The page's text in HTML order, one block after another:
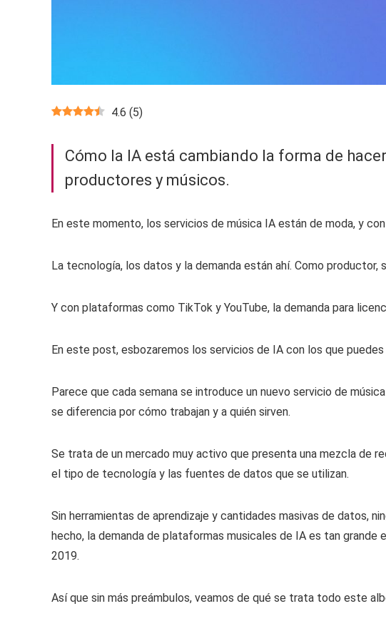
4.6 (5)
Cómo la IA está cambiando la forma de
productores y músicos.
En este momento, los servicios de música IA están de moda, y con
La tecnología, los datos y la demanda están ahí. Como productor,
Y con plataformas como TikTok y YouTube, la demanda para
En este post, esbozaremos los servicios de IA con los que
Parece que cada semana se introduce un nuevo servicio de
se diferencia por cómo trabajan y a quién sirven.
Se trata de un mercado muy activo que presenta una mezcla de
el tipo de tecnología y las fuentes de datos que se utilizan.
Sin herramientas de aprendizaje y cantidades masivas de datos,
hecho, la demanda de plataformas musicales de IA es tan
2019.
Así que sin más preámbulos, veamos de qué se trata todo este